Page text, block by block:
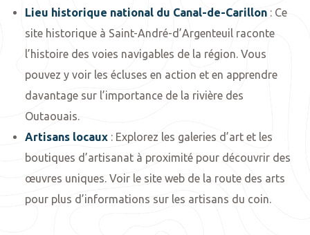
Lieu historique national du Canal-de-Carillon: Ce
site historique à Saint-André-d’Argenteuil raconte
l’histoire des voies navigables de la région. Vous
pouvez y voir les écluses en action et en apprendre
davantage sur l’importance de la rivière des
Outaouais.
Artisans locaux: Explorez les galeries d’art et les
boutiques d’artisanat à proximité pour découvrir des
œuvres uniques. Voir le site web de la route des arts
pour plus d’informations sur les artisans du coin.